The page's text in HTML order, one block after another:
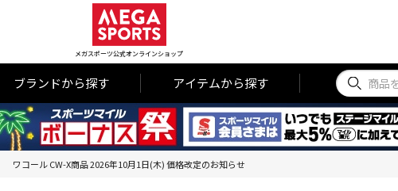
メガスポーツ公式オンラインショップ
ブランドから探す アイテムから探す
ワコール CW-X商品 2026年10月1日(木) 価格改定のお知らせ